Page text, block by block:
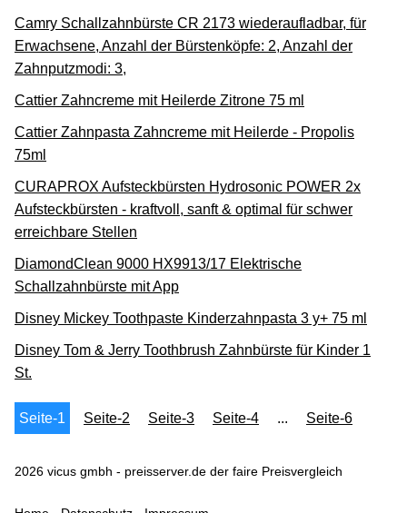
Camry Schallzahnbürste CR 2173 wiederaufladbar, für
Erwachsene, Anzahl der Bürstenköpfe: 2, Anzahl der
Zahnputzmodi: 3,
Cattier Zahncreme mit Heilerde Zitrone 75 ml
Cattier Zahnpasta Zahncreme mit Heilerde - Propolis
75ml
CURAPROX Aufsteckbürsten Hydrosonic POWER 2x
Aufsteckbürsten - kraftvoll, sanft & optimal für schwer
erreichbare Stellen
DiamondClean 9000 HX9913/17 Elektrische
Schallzahnbürste mit App
Disney Mickey Toothpaste Kinderzahnpasta 3 y+ 75 ml
Disney Tom & Jerry Toothbrush Zahnbürste für Kinder 1
St.
Seite-1 Seite-2 Seite-3 Seite-4 ... Seite-6
2026 vicus gmbh - preisserver.de der faire Preisvergleich